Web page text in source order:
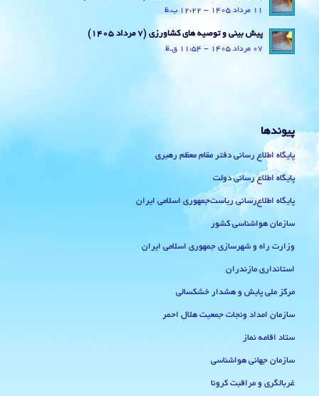
11 مرداد 1405 - 12:22 ب.ظ
پیش بینی و توصیه های کشاورزی (7 مرداد ۱۴۰۵)
07 مرداد 1405 - 11:54 ق.ظ
پیوندها
پایگاه اطلاع رسانی دفتر مقام معظم رهبری
پایگاه اطلاع رسانی دولت
پایگاه اطلاع‌رسانی ریاست‌جمهوری اسلامی ایران
سازمان هواشناسی کشور
وزارت راه و شهرسازی جمهوری اسلامی ایران
استانداری مازندران
مرکز ملی پایش و هشدار خشکسالی
سازمان امداد ونجات جمعیت هلال احمر
ستاد اقامه نماز
سازمان جهانی هواشناسی
غربالگری و مراقبت کرونا